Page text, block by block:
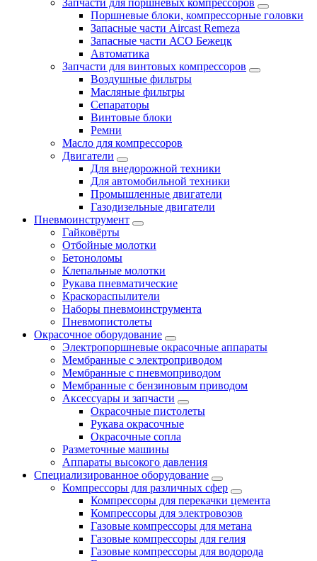
Поршневые блоки, компрессорные головки
Запасные части Aircast Remeza
Запасные части АСО Бежецк
Автоматика
Запчасти для винтовых компрессоров
Воздушные фильтры
Масляные фильтры
Сепараторы
Винтовые блоки
Ремни
Масло для компрессоров
Двигатели
Для внедорожной техники
Для автомобильной техники
Промышленные двигатели
Газодизельные двигатели
Пневмоинструмент
Гайковёрты
Отбойные молотки
Бетоноломы
Клепальные молотки
Рукава пневматические
Краскораспылители
Наборы пневмоинструмента
Пневмопистолеты
Окрасочное оборудование
Электропоршневые окрасочные аппараты
Мембранные с электроприводом
Мембранные с пневмоприводом
Мембранные с бензиновым приводом
Аксессуары и запчасти
Окрасочные пистолеты
Рукава окрасочные
Окрасочные сопла
Разметочные машины
Аппараты высокого давления
Специализированное оборудование
Компрессоры для различных сфер
Компрессоры для перекачки цемента
Компрессоры для электровозов
Газовые компрессоры для метана
Газовые компрессоры для гелия
Газовые компрессоры для водорода